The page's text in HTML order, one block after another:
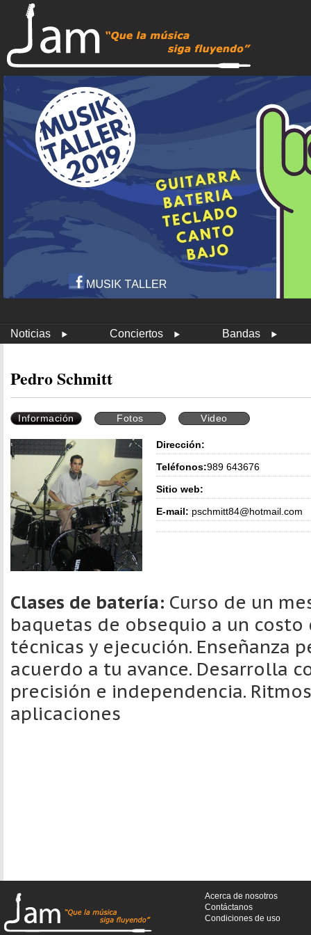
Noticias Conciertos Bandas
Pedro Schmitt
Información Fotos Video
Dirección:
Teléfonos:989 643676
Sitio web:
E-mail: pschmitt84@hotmail.com
Clases de batería: Curso de un
baquetas de obsequio a un costo
técnicas y ejecución. Enseñanza
acuerdo a tu avance. Desarrolla
precisión e independencia.
aplicaciones
Acerca de nosotros
Contáctanos
Condiciones de uso